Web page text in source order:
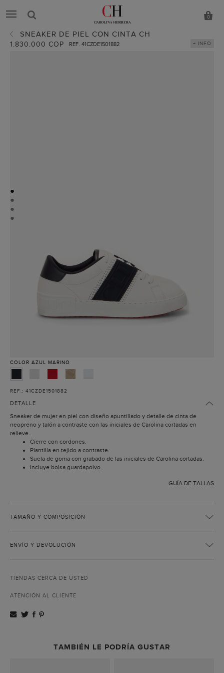
0
SNEAKER DE PIEL CON CINTA CH
1.830.000 COP REF. 41CZDE1501882 + INFO
●
●
●
●
COLOR AZUL MARINO
REF.: 41CZDE1501882
DETALLE
Sneaker de mujer en piel con diseño apuntillado y detalle de cinta de
neopreno y talón a contraste con las iniciales de Carolina cortadas en
relieve.
Cierre con cordones.
Plantilla en tejido a contraste.
Suela de goma con grabado de las iniciales de Carolina cortadas.
Incluye bolsa guardapolvo.
GUÍA DE TALLAS
TAMAÑO Y COMPOSICIÓN
ENVÍO Y DEVOLUCIÓN
TIENDAS CERCA DE USTED
ATENCIÓN AL CLIENTE
TAMBIÉN LE PODRÍA GUSTAR